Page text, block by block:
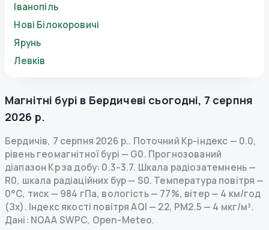
Іванопіль
Нові Білокоровичі
Ярунь
Левків
Магнітні бурі в Бердичеві сьогодні, 7 серпня
2026 р.
Бердичів, 7 серпня 2026 р.. Поточний Kp-індекс — 0.0,
рівень геомагнітної бурі — G0. Прогнозований
діапазон Kp за добу: 0.3–3.7. Шкала радіозатемнень—
R0, шкала радіаційних бур— S0. Температура повітря —
0°C, тиск — 984 гПа, вологість — 77%, вітер — 4 км/год
(Зх). Індекс якості повітря AQI — 22, PM2.5 — 4 мкг/м³.
Дані: NOAA SWPC, Open-Meteo.